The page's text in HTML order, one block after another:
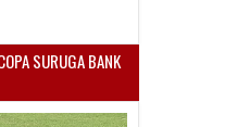
SURUGA BANK